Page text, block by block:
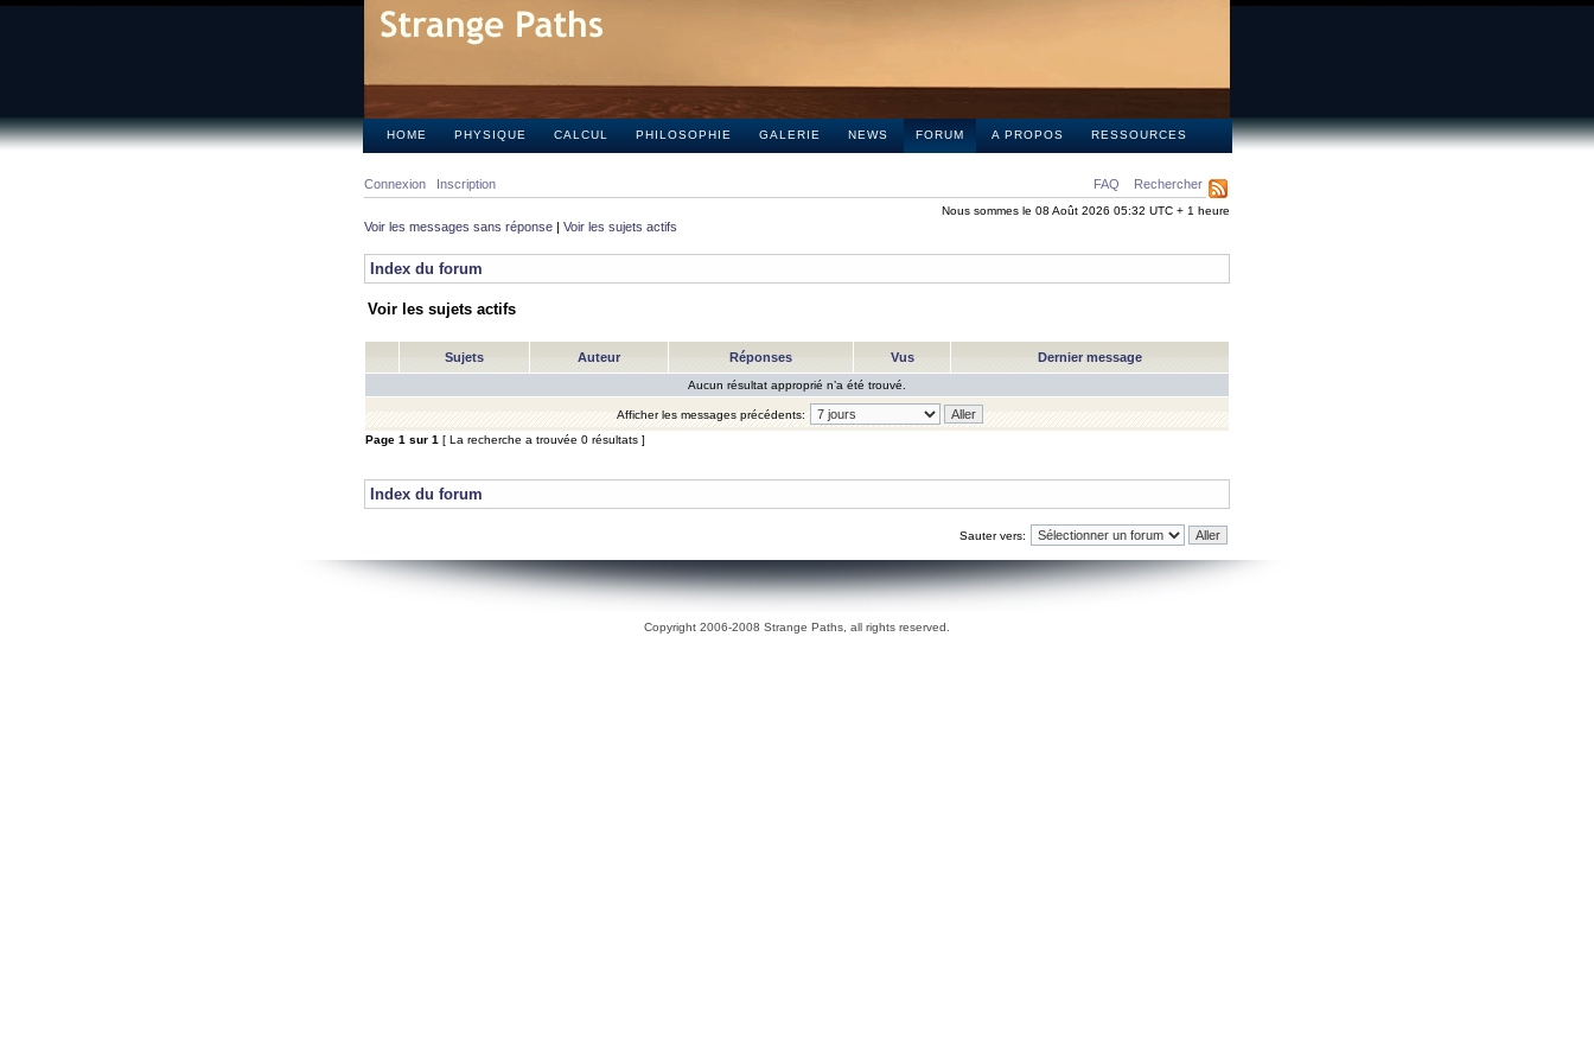
HOME PHYSIQUE CALCUL PHILOSOPHIE GALERIE NEWS FORUM A PROPOS RESSOURCES
FAQ Rechercher
Connexion Inscription
Nous sommes le 08 Août 2026 05:32 UTC + 1 heure
Voir les messages sans réponse | Voir les sujets actifs
Index du forum
Voir les sujets actifs
Sujets Auteur Réponses Vus Dernier message
Aucun résultat approprié n’a été trouvé.
Afficher les messages précédents:
Page 1 sur 1 [ La recherche a trouvée 0 résultats ]
Index du forum
Sauter vers:
Copyright 2006-2008 Strange Paths, all rights reserved.